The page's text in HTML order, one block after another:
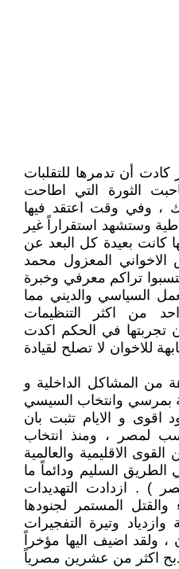
أن تدمرها للتقلبات
الثورة التي اطاحت
، وفي وقت اعتقد فيها
وستشهد استقراراً غير
كانت بعيدة كل البعد عن
الاخواني المعزول محمد
تراكم معرفي وخبرة
السياسي والديني مما
من اكثر التنظيمات
تجربتها في الحكم اكدت
للاخوان لا تصلح لقيادة
من المشاكل الداخلية و
بمرسي وانتخاب السيسي
اقوى و الايام تثبت بان
لمصر ، ومنذ انتخاب
الاقليمية والعالمية
الطريق السليم ودائماً ما
) . ازدادت التهديدات
المستمر لجنودها
وتيرة التفجيرات
اضيف اليها مؤخراً
بذبح اكثر من عشرين مصرياً